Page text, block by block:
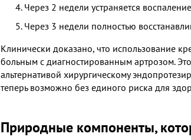
Через 2 недели устраняется
Через 3 недели полностью
Клинически доказано, что использование
больным с диагностированным артрозом.
альтернативой хирургическому
теперь возможно без единого риска для
Природные компоненты,